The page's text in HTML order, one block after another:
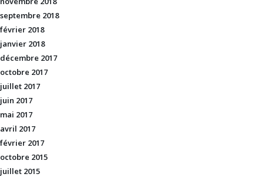
septembre 2018
février 2018
janvier 2018
décembre 2017
octobre 2017
juillet 2017
juin 2017
mai 2017
avril 2017
février 2017
octobre 2015
juillet 2015